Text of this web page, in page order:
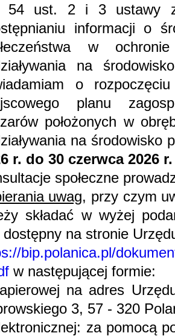
54 ust. 2 i 3 ustawy
informacji o
w
na
o
planu
położonych w
na
r. do 30 czerwca 2026 r.
społeczne
uwag, przy czym
składać w wyżej
dostępny na stronie
bip.polanica.pl/
w następującej formie:
na adres
3, 57 - 320
za pomocą